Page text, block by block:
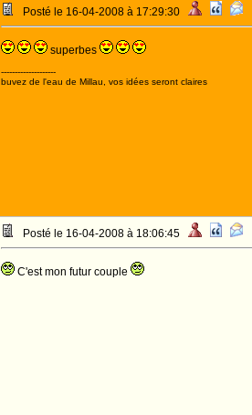
Posté le 16-04-2008 à 17:29:30
superbes
--------------------
buvez de l'eau de Millau, vos idées seront claires
Posté le 16-04-2008 à 18:06:45
C'est mon futur couple